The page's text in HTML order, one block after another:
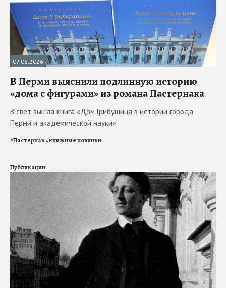
07.08.2026
В Перми выяснили подлинную историю
«дома с фигурами» из романа Пастернака
В свет вышла книга «Дом Грибушина в истории города
Перми и академической науки»
#Пастернак#книжные новинки
Публикации